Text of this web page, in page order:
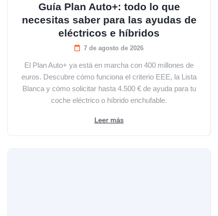
Guía Plan Auto+: todo lo que
necesitas saber para las ayudas de
eléctricos e híbridos
7 de agosto de 2026
El Plan Auto+ ya está en marcha con 400 millones de
euros. Descubre cómo funciona el criterio EEE, la Lista
Blanca y cómo solicitar hasta 4.500 € de ayuda para tu
coche eléctrico o híbrido enchufable.
Leer más